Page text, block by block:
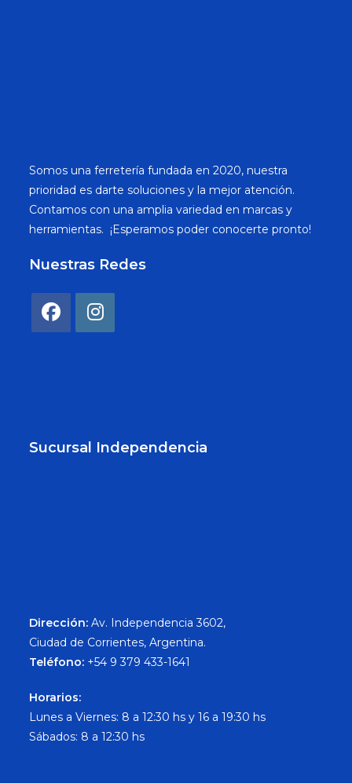
Somos una ferretería fundada en 2020, nuestra
prioridad es darte soluciones y la mejor atención.
Contamos con una amplia variedad en marcas y
herramientas. ¡Esperamos poder conocerte pronto!
Nuestras Redes
Sucursal Independencia
Dirección: Av. Independencia 3602,
Ciudad de Corrientes, Argentina.
Teléfono: +54 9 379 433-1641
Horarios:
Lunes a Viernes: 8 a 12:30 hs y 16 a 19:30 hs
Sábados: 8 a 12:30 hs